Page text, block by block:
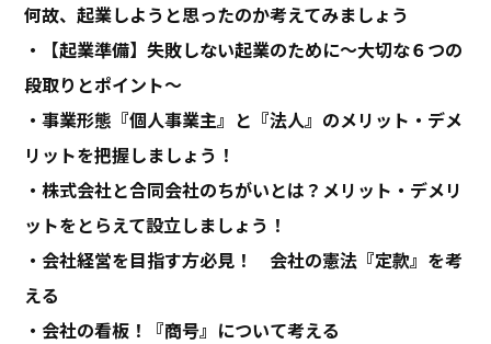
何故、起業しようと思ったのか考えてみましょう
・【起業準備】失敗しない起業のために〜大切な６つの
段取りとポイント〜
・事業形態『個人事業主』と『法人』のメリット・デメ
リットを把握しましょう！
・株式会社と合同会社のちがいとは？メリット・デメリ
ットをとらえて設立しましょう！
・会社経営を目指す方必見！ 会社の憲法『定款』を考
える
・会社の看板！『商号』について考える